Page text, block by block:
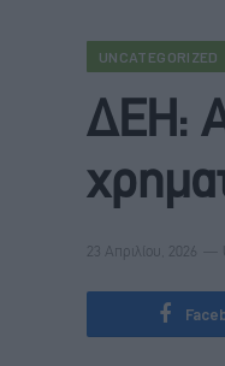
UNCATEGORIZED
ΔΕΗ:
23 Απριλίου, 2026